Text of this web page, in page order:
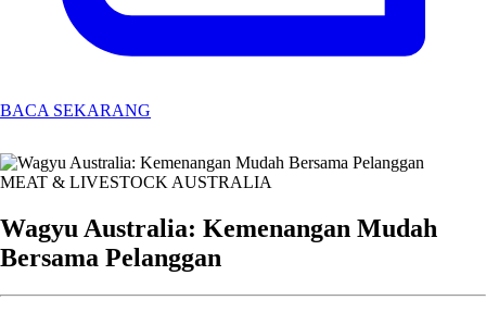
BACA SEKARANG
MEAT & LIVESTOCK AUSTRALIA
Wagyu Australia: Kemenangan Mudah
Bersama Pelanggan